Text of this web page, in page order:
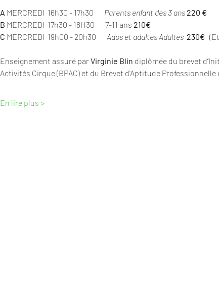
A MERCREDI  16h30 - 17h30 Parents enfant dès 3 ans 220 €
B MERCREDI  17h30 - 18H30       7-11 ans 210€
C MERCREDI  19h00 - 20h30 Ados et adultes Adultes 230€
Enseignement assuré par Virginie Blin diplômée du brevet
Activités Cirque (BPAC) et du Brevet d'Aptitude
En lire plus >